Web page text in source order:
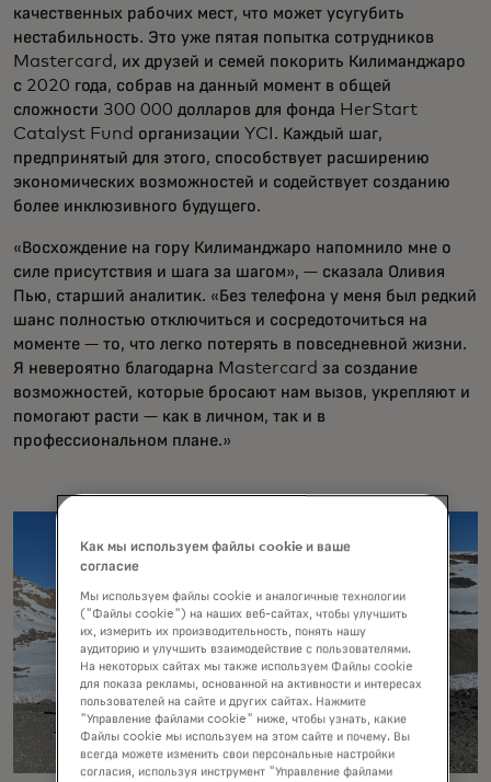
качественных рабочих мест, что может усугубить
нестабильность. Это уже пятая попытка сотрудников
Mastercard, их друзей и семей покорить Килиманджаро
с 2020 года, собрав на данный момент в общей
сложности 300 000 долларов для фонда HerStart
Catalyst Fund организации YCI. Каждый шаг,
предпринятый для этого, способствует расширению
экономических возможностей и содействует созданию
более инклюзивного будущего.
«Восхождение на гору Килиманджаро напомнило мне о
силе присутствия и шага за шагом», — сказала Оливия
Пью, старший аналитик. «Без телефона у меня был редкий
шанс полностью отключиться и сосредоточиться на
моменте — то, что легко потерять в повседневной жизни.
Я невероятно благодарна Mastercard за создание
возможностей, которые бросают нам вызов, укрепляют и
помогают расти — как в личном, так и в
профессиональном плане.»
Как мы используем файлы cookie и ваше
согласие
Мы используем файлы cookie и аналогичные технологии
("Файлы cookie") на наших веб-сайтах, чтобы улучшить
их, измерить их производительность, понять нашу
аудиторию и улучшить взаимодействие с пользователями.
На некоторых сайтах мы также используем Файлы cookie
для показа рекламы, основанной на активности и интересах
пользователей на сайте и других сайтах. Нажмите
"Управление файлами cookie" ниже, чтобы узнать, какие
Файлы cookie мы используем на этом сайте и почему. Вы
всегда можете изменить свои персональные настройки
согласия, используя инструмент "Управление файлами